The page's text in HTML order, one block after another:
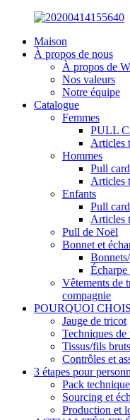
Maison
À propos de nous
À propos de
Nos valeurs
Notre équipe
Catalogue
Femmes
PULL
Articles
Hommes
Pull
Articles
Enfants
Pull
Articles
Pull de Noël
Bonnet et
Écharpe
Vêtements de
compagnie
POURQUOI
Jauge de tricot
Techniques de
Tissus/fils bruts
Contrôles et
3 étapes pour
Pack technique
Sourcing et
Production et